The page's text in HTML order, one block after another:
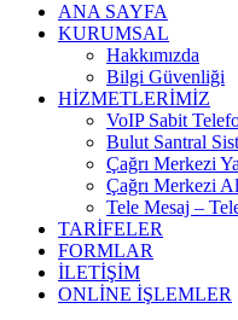
ANA SAYFA
KURUMSAL
Hakkımızda
Bilgi Güvenliği
HİZMETLERİMİZ
VoIP Sabit
Bulut Santral
Çağrı Merkezi
Çağrı Merkezi
Tele Mesaj –
TARİFELER
FORMLAR
İLETİŞİM
ONLİNE İŞLEMLER